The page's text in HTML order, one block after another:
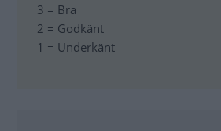
3 = Bra
2 = Godkänt
1 = Underkänt